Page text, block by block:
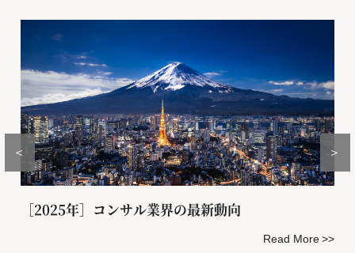
＜
［2025年］コンサル業界の最新動向
Read More
＞